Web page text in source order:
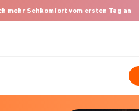
mehr Sehkomfort vom ersten Tag an